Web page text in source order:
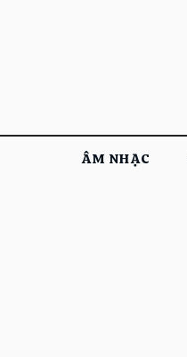
ÂM NHẠC